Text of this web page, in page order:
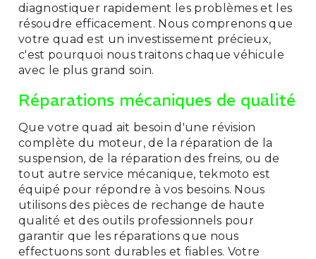
diagnostiquer rapidement les problèmes et les
résoudre efficacement. Nous comprenons que
votre quad est un investissement précieux,
c'est pourquoi nous traitons chaque véhicule
avec le plus grand soin.
Réparations mécaniques de qualité
Que votre quad ait besoin d'une révision
complète du moteur, de la réparation de la
suspension, de la réparation des freins, ou de
tout autre service mécanique, tekmoto est
équipé pour répondre à vos besoins. Nous
utilisons des pièces de rechange de haute
qualité et des outils professionnels pour
garantir que les réparations que nous
effectuons sont durables et fiables. Votre